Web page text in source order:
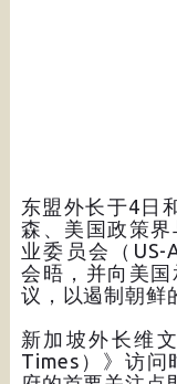
东盟外长于4日
森、美国政策
业委员会（US-
会晤，并向美
议，以遏制朝鲜
新加坡外长维
Times）》访问